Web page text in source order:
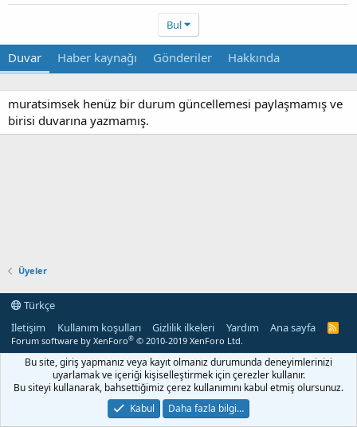
Bul
Duvar Haber kaynağı Gönderiler Hakkında
muratsimsek henüz bir durum güncellemesi paylaşmamış ve
birisi duvarına yazmamış.
Üyeler
Türkçe
İletişim
Kullanım koşulları Gizlilik ilkeleri Yardım Ana sayfa
R
Forum software by XenForo® © 2010-2019 XenForo Ltd.
Bu site, giriş yapmanız veya kayıt olmanız durumunda deneyimlerinizi
uyarlamak ve içeriği kişiselleştirmek için çerezler kullanır.
Bu siteyi kullanarak, bahsettiğimiz çerez kullanımını kabul etmiş olursunuz.
Kabul
Daha fazla bilgi…